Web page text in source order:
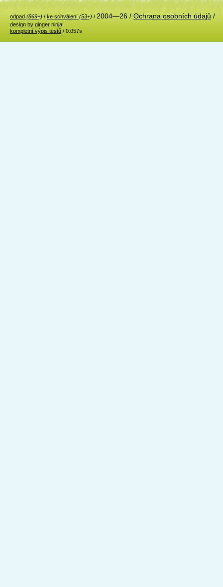
odpad (869+) / ke schválení (53+) / 2004—26 / Ochrana osobních údajů /
design by ginger ninja!
kompletní výpis testů / 0.057s